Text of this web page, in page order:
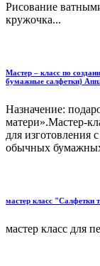
Рисование
кружочка...
Мастер – класс по
бумажные салфетки)
Назначение:
матери».Мастер-
для изготовления
обычных
мастер класс "Салфетки
мастер класс для